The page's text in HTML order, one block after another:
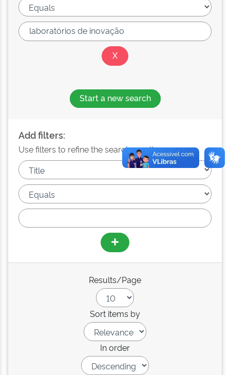
Start a new search
Add filters:
Use filters to refine the search results.
Results/Page
Sort items by
In order